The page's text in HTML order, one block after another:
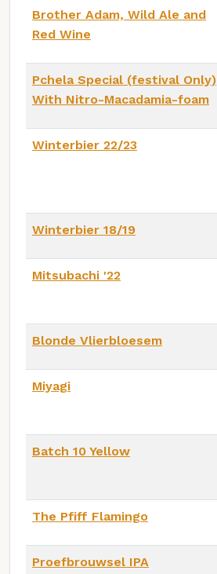
Brother Adam, Wild Ale and
Red Wine
Pchela Special (festival Only)
With Nitro-Macadamia-foam
Winterbier 22/23
Winterbier 18/19
Mitsubachi '22
Blonde Vlierbloesem
Miyagi
Batch 10 Yellow
The Pfiff Flamingo
Proefbrouwsel IPA